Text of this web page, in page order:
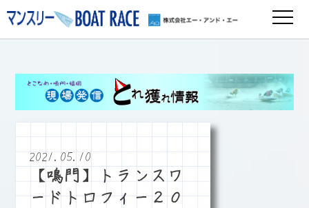
2021.05.10
【鳴門】トランスワ
ードトロフィー２０